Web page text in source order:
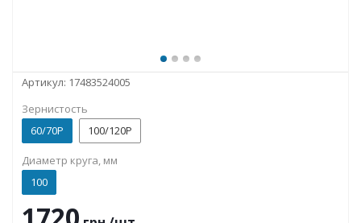
Артикул: 17483524005
Зернистость
60/70P
100/120P
Диаметр круга, мм
100